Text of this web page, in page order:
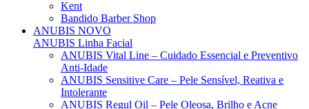
Kent
Bandido Barber Shop
ANUBIS NOVO
ANUBIS Linha Facial
ANUBIS Vital Line – Cuidado Essencial e Preventivo
Anti-Idade
ANUBIS Sensitive Care – Pele Sensível, Reativa e
Intolerante
ANUBIS Regul Oil – Pele Oleosa, Brilho e Acne